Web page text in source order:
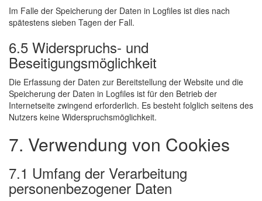
Im Falle der Speicherung der Daten in Logfiles ist dies nach
spätestens sieben Tagen der Fall.
6.5 Widerspruchs- und
Beseitigungsmöglichkeit
Die Erfassung der Daten zur Bereitstellung der Website und die
Speicherung der Daten in Logfiles ist für den Betrieb der
Internetseite zwingend erforderlich. Es besteht folglich seitens des
Nutzers keine Widerspruchsmöglichkeit.
7. Verwendung von Cookies
7.1 Umfang der Verarbeitung
personenbezogener Daten